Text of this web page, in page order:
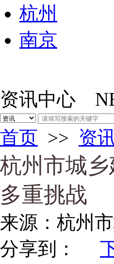
杭州
南京
资讯中心
首页 >> 资
杭州市城
多重挑战
来源： 杭州
分享到：